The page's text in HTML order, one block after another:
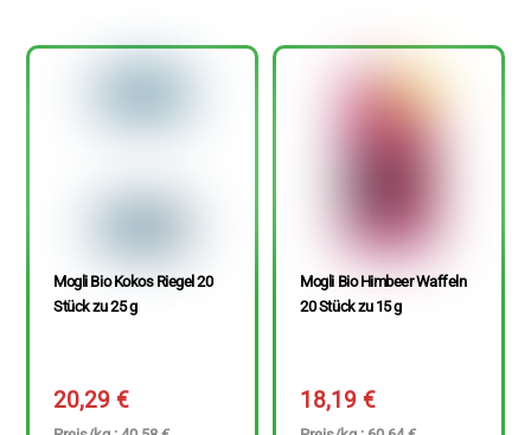
Mogli Bio Kokos Riegel 20
Stück zu 25 g
20,29€
Mogli Bio Himbeer Waffeln
20 Stück zu 15 g
18,19€